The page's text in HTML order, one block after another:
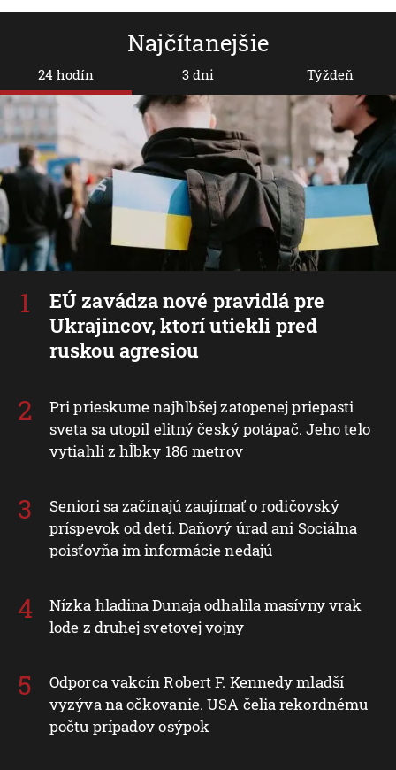
Najčítanejšie
24 hodín
EÚ zavádza nové pravidlá pre
Ukrajincov, ktorí utiekli pred
ruskou agresiou
Pri prieskume najhlbšej zatopenej priepasti
sveta sa utopil elitný český potápač. Jeho telo
vytiahli z hĺbky 186 metrov
Seniori sa začínajú zaujímať o rodičovský
príspevok od detí. Daňový úrad ani Sociálna
poisťovňa im informácie nedajú
Nízka hladina Dunaja odhalila masívny vrak
lode z druhej svetovej vojny
Odporca vakcín Robert F. Kennedy mladší
vyzýva na očkovanie. USA čelia rekordnému
počtu prípadov osýpok
3 dni Týždeň